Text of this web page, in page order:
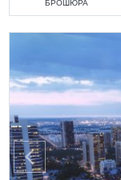
БРОШЮРА